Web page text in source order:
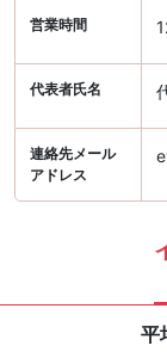
営業時間
代表者氏名
連絡先メール
アドレス
平